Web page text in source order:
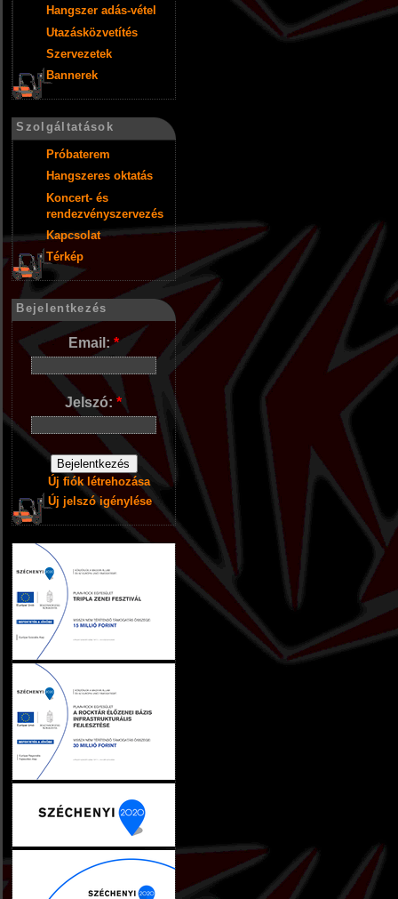
Hangszer adás-vétel
Utazásközvetítés
Szervezetek
Bannerek
Szolgáltatások
Próbaterem
Hangszeres oktatás
Koncert- és
rendezvényszervezés
Kapcsolat
Térkép
Bejelentkezés
Email:*
Jelszó:*
Új fiók létrehozása
Új jelszó igénylése